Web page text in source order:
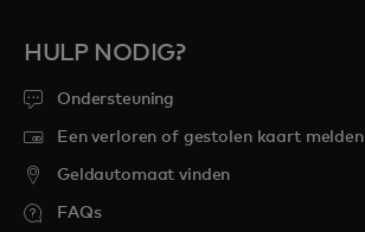
HULP NODIG?
Ondersteuning
Een verloren of gestolen kaart melden
Geldautomaat vinden
FAQs